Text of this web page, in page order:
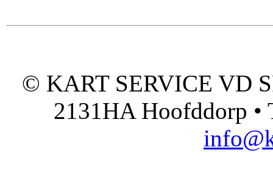
© KART SERVICE VD
2131HA Hoofddorp •